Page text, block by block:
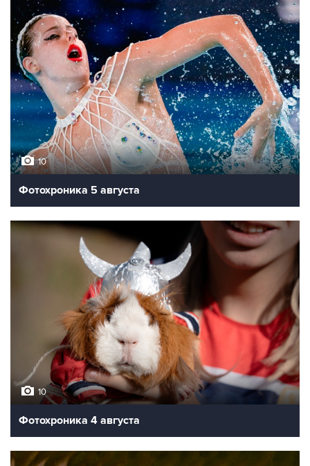
10
Фотохроника 5 августа
10
Фотохроника 4 августа